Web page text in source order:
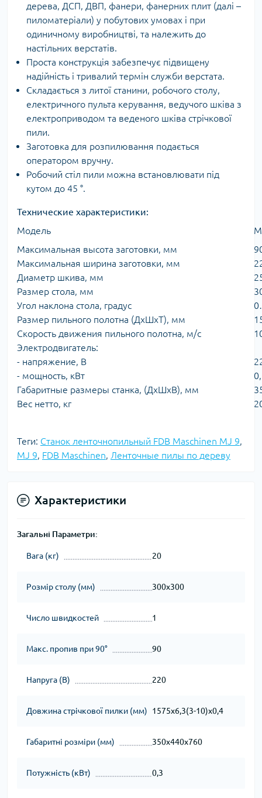
дерева, ДСП, ДВП, фанери, фанерних плит (далі –
пиломатеріали) у побутових умовах і при
одиничному виробництві, та належить до
настільних верстатів.
Проста конструкція забезпечує підвищену
надійність і тривалий термін служби верстата.
Складається з литої станини, робочого столу,
електричного пульта керування, ведучого шківа з
електроприводом та веденого шківа стрічкової
пили.
Заготовка для розпилювання подається
оператором вручну.
Робочий стіл пили можна встановлювати під
кутом до 45 °.
Технические характеристики:
Модель
Максимальная высота заготовки, мм
Максимальная ширина заготовки, мм
Диаметр шкива, мм
Размер стола, мм
Угол наклона стола, градус
Размер пильного полотна (ДхШхТ), мм
Скорость движения пильного полотна, м/с
Электродвигатель:
- напряжение, В
- мощность, кВт
Габаритные размеры станка, (ДхШхВ), мм
Вес нетто, кг
Теги: Станок ленточнопильный FDB Maschinen MJ 9,
MJ 9, FDB Maschinen, Ленточные пилы по дереву
Характеристики
Загальні Параметри:
Вага (кг) 20
Розмір столу (мм) 300х300
Число швидкостей 1
Макс. пропив при 90° 90
Напруга (В) 220
Довжина стрічкової пилки (мм) 1575х6,3(3-10)х0,4
Габаритні розміри (мм) 350х440х760
Потужність (кВт) 0,3